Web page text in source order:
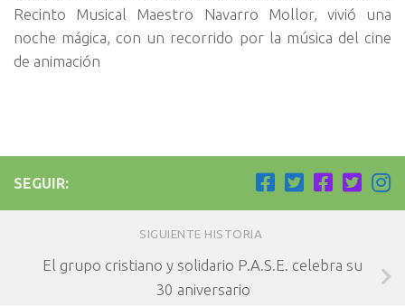
Recinto Musical Maestro Navarro Mollor, vivió una
noche mágica, con un recorrido por la música del cine
de animación
SEGUIR:
SIGUIENTE HISTORIA
El grupo cristiano y solidario P.A.S.E. celebra su
30 aniversario